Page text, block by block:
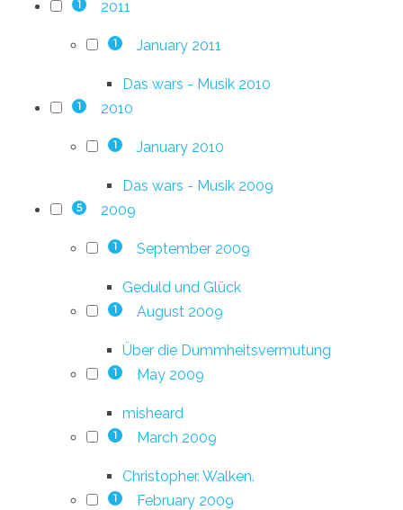
1 2011
1 January 2011
Das wars - Musik 2010
1 2010
1 January 2010
Das wars - Musik 2009
5 2009
1 September 2009
Geduld und Glück
1 August 2009
Über die Dummheitsvermutung
1 May 2009
misheard
1 March 2009
Christopher. Walken.
1 February 2009